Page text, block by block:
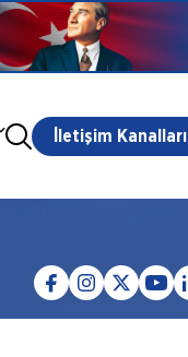
İletişim Kanalları